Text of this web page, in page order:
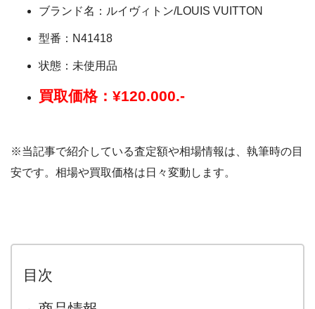
ブランド名：ルイヴィトン/LOUIS VUITTON
型番：N41418
状態：未使用品
買取価格：¥120.000.-
※当記事で紹介している査定額や相場情報は、執筆時の目
安です。相場や買取価格は日々変動します。
目次